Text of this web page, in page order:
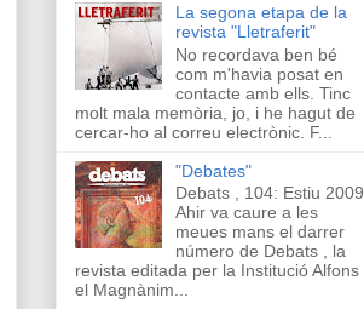
La segona etapa de la
revista "Lletraferit"
No recordava ben bé
com m'havia posat en
contacte amb ells. Tinc
molt mala memòria, jo, i he hagut de
cercar-ho al correu electrònic. F...
"Debates"
Debats , 104: Estiu 2009
Ahir va caure a les
meues mans el darrer
número de Debats , la
revista editada per la Institució Alfons
el Magnànim...